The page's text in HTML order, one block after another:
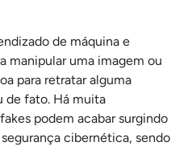
de máquina e
manipular uma imagem ou
para retratar alguma
de fato. Há muita
podem acabar surgindo
cibernética, sendo